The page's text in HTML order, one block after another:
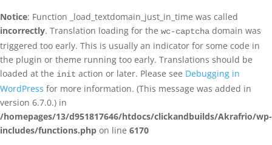
Notice: Function _load_textdomain_just_in_time was called
incorrectly. Translation loading for the wc-captcha domain was
triggered too early. This is usually an indicator for some code in
the plugin or theme running too early. Translations should be
loaded at the init action or later. Please see Debugging in
WordPress for more information. (This message was added in
version 6.7.0.) in
/homepages/13/d951817646/htdocs/clickandbuilds/Akrafrio/wp-
includes/functions.php on line 6170